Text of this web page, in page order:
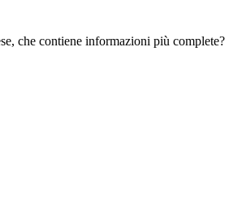
che contiene informazioni più complete?